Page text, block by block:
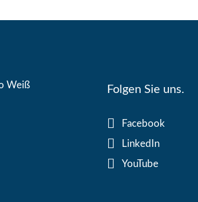
Folgen Sie uns.
Facebook
LinkedIn
YouTube